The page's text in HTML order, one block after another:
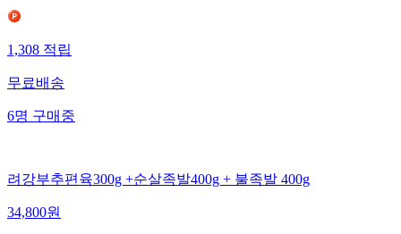
1,308적립
무료배송
6명구매중
려강부추편육300g +순살족발400g + 불족발 400g
34,800원